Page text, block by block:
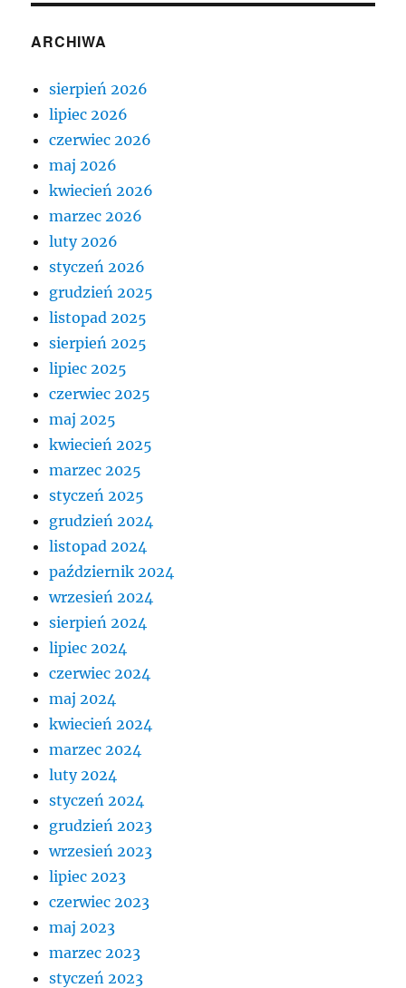
ARCHIWA
sierpień 2026
lipiec 2026
czerwiec 2026
maj 2026
kwiecień 2026
marzec 2026
luty 2026
styczeń 2026
grudzień 2025
listopad 2025
sierpień 2025
lipiec 2025
czerwiec 2025
maj 2025
kwiecień 2025
marzec 2025
styczeń 2025
grudzień 2024
listopad 2024
październik 2024
wrzesień 2024
sierpień 2024
lipiec 2024
czerwiec 2024
maj 2024
kwiecień 2024
marzec 2024
luty 2024
styczeń 2024
grudzień 2023
wrzesień 2023
lipiec 2023
czerwiec 2023
maj 2023
marzec 2023
styczeń 2023